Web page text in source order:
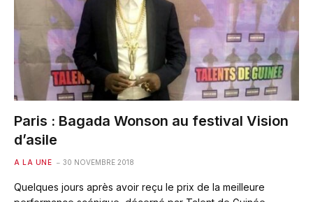
Paris : Bagada Wonson au festival Vision
d’asile
A LA UNE 30 NOVEMBRE 2018
Quelques jours après avoir reçu le prix de la meilleure